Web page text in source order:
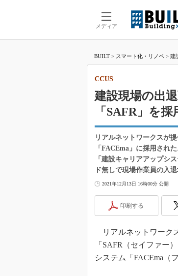
メディア
BUILT > スマート化・リノベ > 建
建設現場の出
「SAFR」を
CCUS
リアルネットワークスが
「FACEma」に採用され
「建設キャリアアップシ
ド無しで現場作業員の入
2021年12月13日 16時00分 公開
印刷する
リアルネットワーク
「SAFR（セイファー
システム「FACEma（